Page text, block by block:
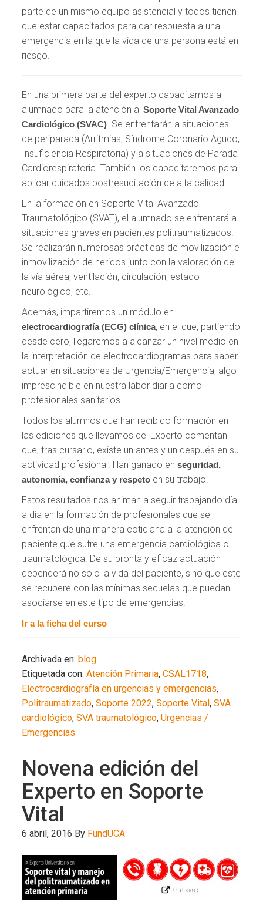
parte de un mismo equipo asistencial y todos tienen
que estar capacitados para dar respuesta a una
emergencia en la que la vida de una persona está en
riesgo.
En una primera parte del experto capacitamos al
alumnado para la atención alSoporte Vital Avanzado
Cardiológico (SVAC). Se enfrentarán a situaciones
de periparada (Arritmias, Síndrome Coronario Agudo,
Insuficiencia Respiratoria) y a situaciones de Parada
Cardiorespiratoria. También los capacitaremos para
aplicar cuidados postresucitación de alta calidad.
En la formación en Soporte Vital Avanzado
Traumatológico (SVAT), el alumnado se enfrentará a
situaciones graves en pacientes politraumatizados.
Se realizarán numerosas prácticas de movilización e
inmovilización de heridos junto con la valoración de
la vía aérea, ventilación, circulación, estado
neurológico, etc.
Además, impartiremos un módulo en
electrocardiografía (ECG) clínica, en el que, partiendo
desde cero, llegaremos a alcanzar un nivel medio en
la interpretación de electrocardiogramas para saber
actuar en situaciones de Urgencia/Emergencia, algo
imprescindible en nuestra labor diaria como
profesionales sanitarios.
Todos los alumnos que han recibido formación en
las ediciones que llevamos del Experto comentan
que, tras cursarlo, existe un antes y un después en su
actividad profesional. Han ganado enseguridad,
autonomía, confianza y respeto en su trabajo.
Estos resultados nos animan a seguir trabajando día
a día en la formación de profesionales que se
enfrentan de una manera cotidiana a la atención del
paciente que sufre una emergencia cardiológica o
traumatológica. De su pronta y eficaz actuación
dependerá no solo la vida del paciente, sino que este
se recupere con las mínimas secuelas que puedan
asociarse en este tipo de emergencias.
Ir a la ficha del curso
Archivada en: blog
Etiquetada con:Atención Primaria,CSAL1718,
Electrocardiografía en urgencias y emergencias,
Politraumatizado,Soporte 2022,Soporte Vital,SVA
cardiológico,SVA traumatológico,Urgencias /
Emergencias
Novena edición del
Experto en Soporte
Vital
6 abril, 2016 By FundUCA